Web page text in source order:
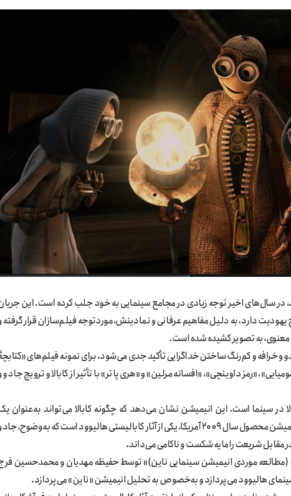
سال‌های اخیر توجه زیادی در مجامع سینمایی به خود جلب کرده است. این
دارد، به دلیل مفاهیم عرفانی و نمادینش، موردتوجه فیلم‌سازان قرار گرفته
و معنوی، به تصویر کشیده شده است.
و خرافه و کم‌رنگ ساختن خداگرایی تأکید جدی می‌شود. برای نمونه فیلم‌های
«رمز داوینچی»، «افسانه مرلین» و «هری پاتر» با تأثیر از کابالا و ترویج جادو
در سینما است. این انیمیشن نشان می‌دهد که چگونه کابالا می‌تواند به‌عنوان
ایدئولوژی نهفته در آثار سینمایی تأثیر بگذارد. این انیمیشن محصول سال ۲۰۰۹ آمریکا، یکی از آثار کابالیستی هالیوود است که به‌وضوح،
مقابل شریعت را مایه شکست و ناکامی می‌داند.
(مطالعه موردی انیمیشن سینمایی ناین)» توسط حفیظه مهدیان و محمدحسین
هالیوود می‌پردازد و به‌خصوص به تحلیل انیمیشن «ناین» می‌پردازد.